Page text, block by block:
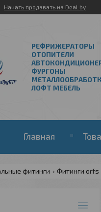
Начать продавать на Deal.by
РЕФРИЖЕРАТОРЫ
ОТОПИТЕЛИ
ФУРГОНЫ
ЛОФТ МЕБЕЛЬ
Главная
фитинги Фитинги orfs